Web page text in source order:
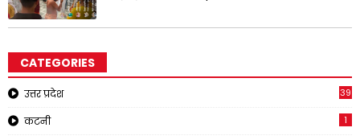
CATEGORIES
उत्तर प्रदेश 39
कटनी 1